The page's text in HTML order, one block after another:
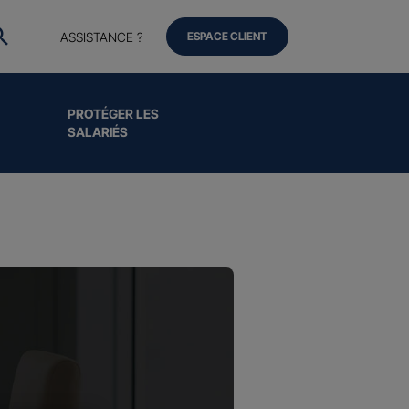
PROTÉGER LES
SALARIÉS
ASSISTANCE ? ESPACE CLIENT